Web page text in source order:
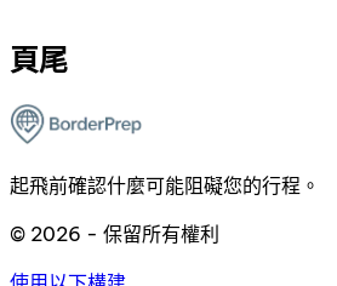
頁尾
起飛前確認什麼可能阻礙您的行程。
© 2026 - 保留所有權利